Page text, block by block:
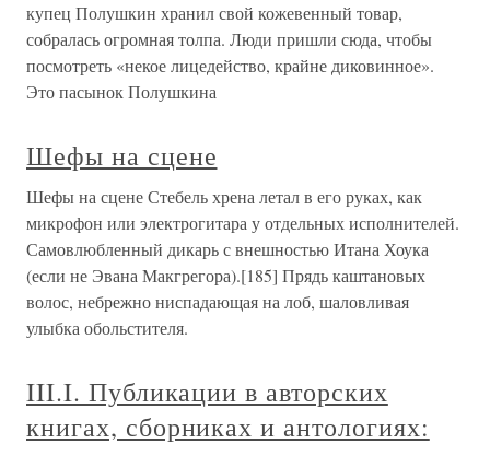
купец Полушкин хранил свой кожевенный товар,
собралась огромная толпа. Люди пришли сюда, чтобы
посмотреть «некое лицедейство, крайне диковинное».
Это пасынок Полушкина
Шефы на сцене
Шефы на сцене Стебель хрена летал в его руках, как
микрофон или электрогитара у отдельных исполнителей.
Самовлюбленный дикарь с внешностью Итана Хоука
(если не Эвана Макгрегора).[185] Прядь каштановых
волос, небрежно ниспадающая на лоб, шаловливая
улыбка обольстителя.
III.I. Публикации в авторских
книгах, сборниках и антологиях: